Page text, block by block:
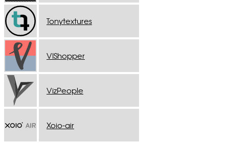
Tonytextures
VIShopper
VizPeople
Xoio-air